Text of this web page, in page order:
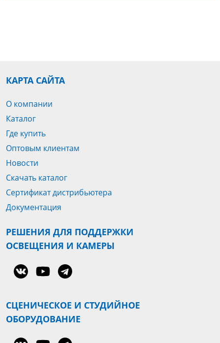
КАРТА САЙТА
О компании
Каталог
Где купить
Оптовым клиентам
Новости
Скачать каталог
Сертификат дистрибьютера
Документация
РЕШЕНИЯ ДЛЯ ПОДДЕРЖКИ
ОСВЕЩЕНИЯ И КАМЕРЫ
СЦЕНИЧЕСКОЕ И СТУДИЙНОЕ
ОБОРУДОВАНИЕ